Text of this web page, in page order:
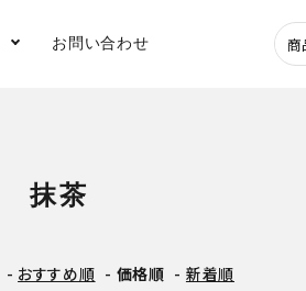
お問い合わせ
抹茶
- おすすめ順 - 価格順 - 新着順